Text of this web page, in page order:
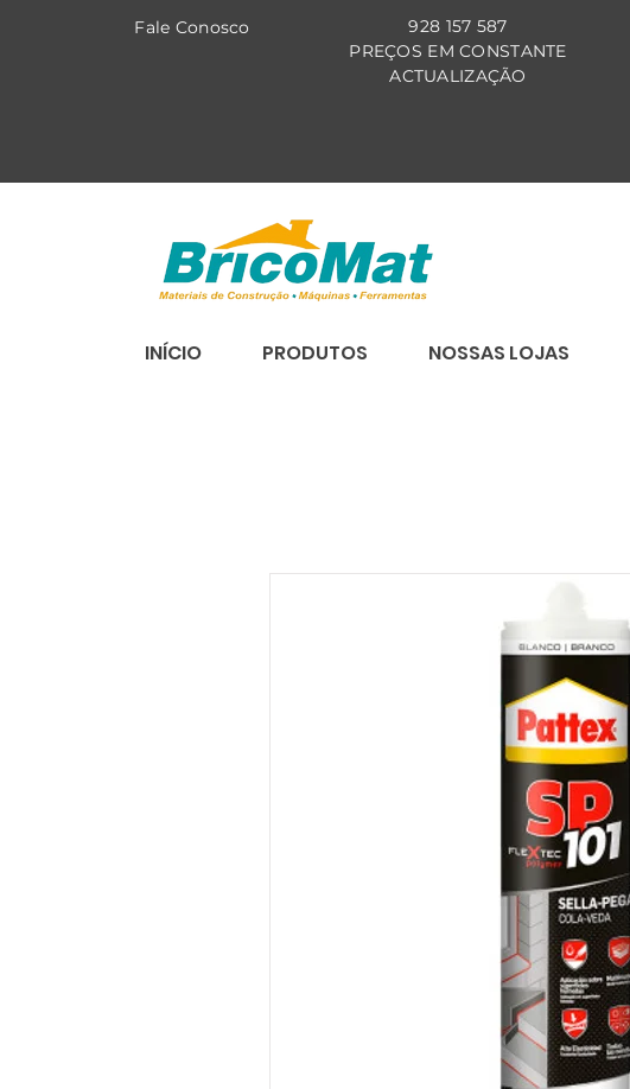
Fale Conosco
928 157 587
PREÇOS EM CONSTANTE
ACTUALIZAÇÃO
INÍCIO PRODUTOS NOSSAS LOJAS